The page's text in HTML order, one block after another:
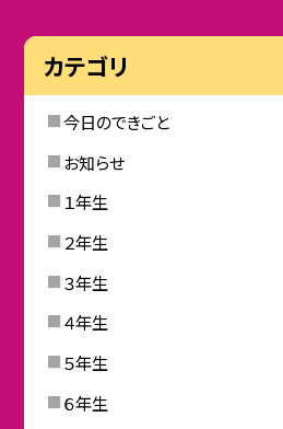
カテゴリ
今日のできごと
お知らせ
１年生
２年生
３年生
４年生
５年生
６年生